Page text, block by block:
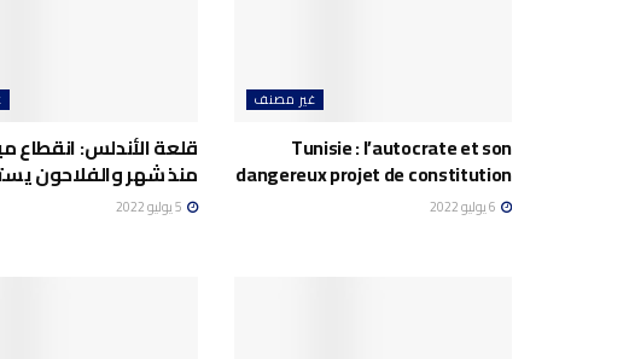
غير مصنف
Tunisie : l’autocrate et son
dangereux projet de constitution
قلعة الأندلس: انقطاع
منذ شهر والفلاحون